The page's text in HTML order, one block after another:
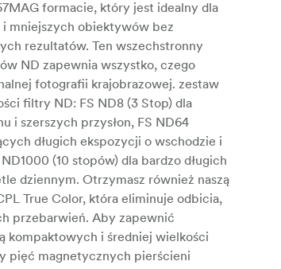
formacie, który jest idealny dla
mniejszych obiektywów bez
rezultatów. Ten wszechstronny
ND zapewnia wszystko, czego
fotografii krajobrazowej. zestaw
filtry ND: FS ND8 (3 Stop) dla
i szerszych przysłon, FS ND64
długich ekspozycji o wschodzie i
(10 stopów) dla bardzo długich
dziennym. Otrzymasz również naszą
True Color, która eliminuje odbicia,
przebarwień. Aby zapewnić
kompaktowych i średniej wielkości
pięć magnetycznych pierścieni